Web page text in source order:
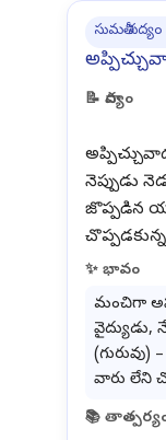
సుమతీ పద్యం
📝 పాద్యం
నెప్పుడు
జొప్పడిన
✨ భావం
మంచిగా
వైద్యుడు,
వారు లేని
📚